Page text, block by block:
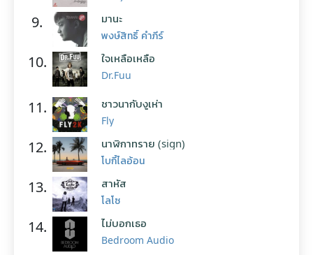
9. มานะ
พงษ์สิทธิ์ คำภีร์
10. ใจเหลือเหลือ
Dr.Fuu
11. ชาวนากับงูเห่า
Fly
12. นาฬิกาทราย (sign)
โบกี้ไลอ้อน
13. สาหัส
โลโซ
14. ไม่บอกเธอ
Bedroom Audio